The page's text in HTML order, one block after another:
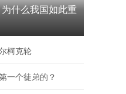
什么我国如此重
柯克轮
一个徒弟的？